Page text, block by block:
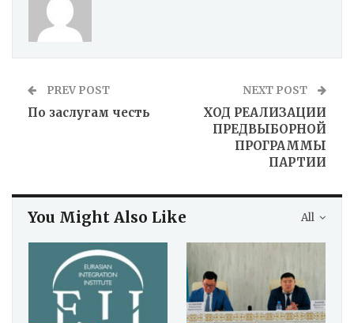
PREV POST
По заслугам честь
NEXT POST
ХОД РЕАЛИЗАЦИИ
ПРЕДВЫБОРНОЙ
ПРОГРАММЫ
ПАРТИИ
All
You Might Also Like